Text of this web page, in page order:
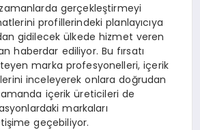
gerçekleştirmeyi
profillerindeki planlayıcıya
gidilecek ülkede hizmet veren
haberdar ediliyor. Bu fırsatı
marka profesyonelleri, içerik
inceleyerek onlara doğrudan
içerik üreticileri de
markaları
geçebiliyor.